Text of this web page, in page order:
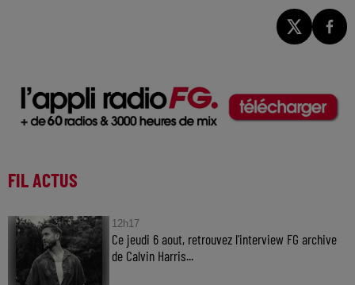
FIL ACTUS
12h17
Ce jeudi 6 aout, retrouvez l'interview FG archive
de Calvin Harris...